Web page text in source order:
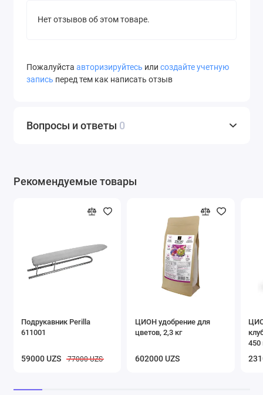
Нет отзывов об этом товаре.
Пожалуйста авторизируйтесь или создайте учетную
запись перед тем как написать отзыв
Вопросы и ответы 0
Рекомендуемые товары
Подрукавник Perilla
611001
59000 UZS 77000 UZS
ЦИОН удобрение для
цветов, 2,3 кг
602000 UZS
450